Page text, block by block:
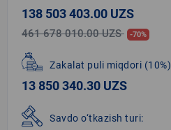
138 503 403.00 UZS
461 678 010.00 UZS -70%
Zakalat puli miqdori (10%)
13 850 340.30 UZS
Savdo o‘tkazish turi: